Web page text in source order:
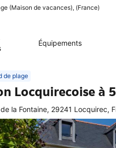
(Maison de vacances), (France)
Équipements
de plage
Locquirecoise à
la Fontaine, 29241 Locquirec,